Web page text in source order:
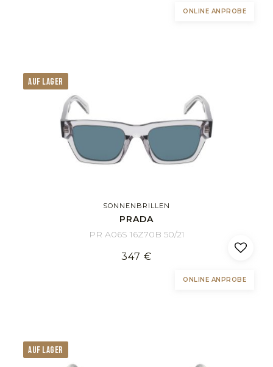
ONLINE ANPROBE
AUF LAGER
SONNENBRILLEN
PRADA
PR A06S 16Z70B 50/21
347 €
ONLINE ANPROBE
AUF LAGER